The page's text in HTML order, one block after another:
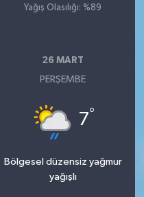
Yağış Olasılığı: %89
26 MART
PERŞEMBE
7°
Bölgesel düzensiz yağmur
yağışlı